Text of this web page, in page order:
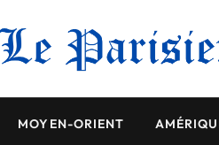
MOYEN-ORIENT